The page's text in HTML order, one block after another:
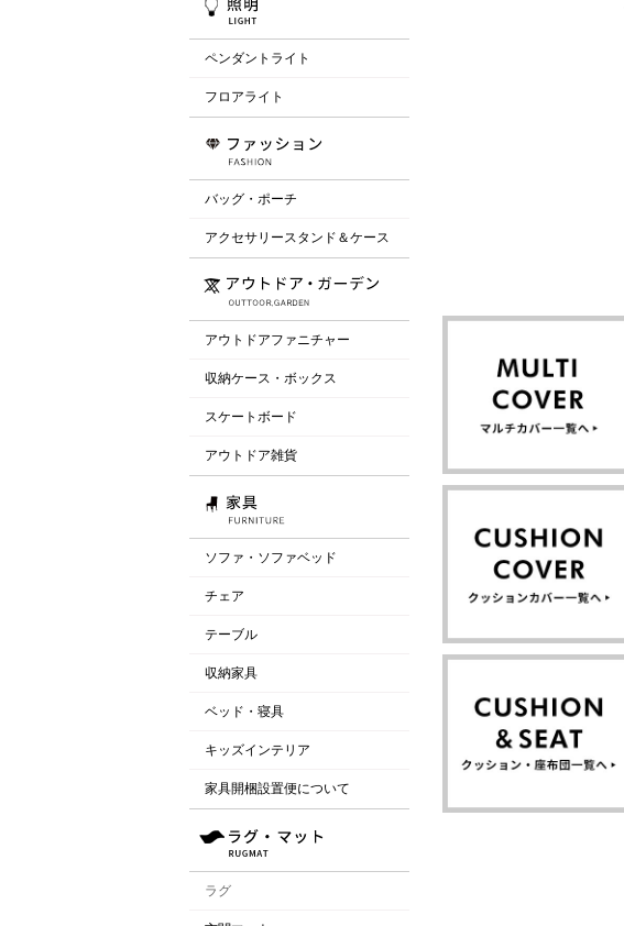
ペンダントライト
フロアライト
バッグ・ポーチ
アクセサリースタンド＆ケース
アウトドアファニチャー
収納ケース・ボックス
スケートボード
アウトドア雑貨
ソファ・ソファベッド
チェア
テーブル
収納家具
ベッド・寝具
キッズインテリア
家具開梱設置便について
ラグ